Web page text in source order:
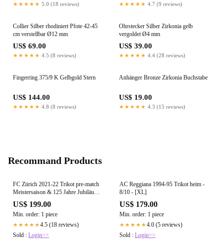
★★★★★ 5.0 (18 reviews) ★★★★★ 4.7 (9 reviews)
Collier Silber rhodiniert Pfote 42-45
cm verstellbar Ø12 mm
US$ 69.00
★★★★★ 4.5 (8 reviews)
Ohrstecker Silber Zirkonia gelb
vergoldet Ø4 mm
US$ 39.00
★★★★★ 4.4 (28 reviews)
Fingerring 375/9 K Gelbgold Stern
US$ 144.00
★★★★★ 4.8 (8 reviews)
Anhänger Bronze Zirkonia Buchstabe
US$ 19.00
★★★★★ 4.3 (15 reviews)
Recommand Products
FC Zürich 2021-22 Trikot pre-match
Meistersaison & 125 Jahre Jubiläum -
7/10 - [M]
US$ 199.00
Min. order: 1 piece
★★★★★4.5 (18 reviews)
Sold : Login>>
AC Reggiana 1994-95 Trikot heim -
8/10 - [XL]
US$ 179.00
Min. order: 1 piece
★★★★★4.0 (5 reviews)
Sold : Login>>